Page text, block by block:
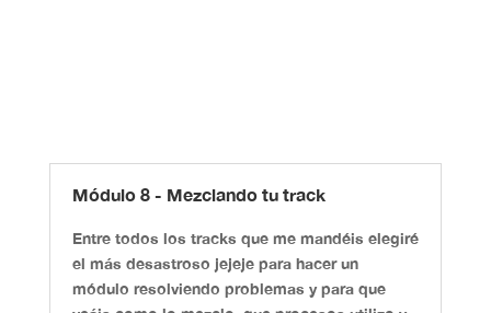
Módulo 8 - Mezclando tu track
Entre todos los tracks que me mandéis elegiré
el más desastroso jejeje para hacer un
módulo resolviendo problemas y para que